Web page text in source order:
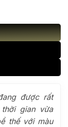
được rất
gian vừa
thế với màu